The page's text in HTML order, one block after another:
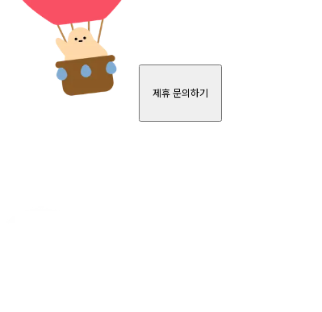
제휴 문의하기